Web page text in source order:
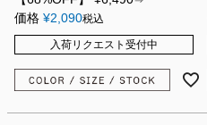
価格 ¥2,090税込
入荷リクエスト受付中